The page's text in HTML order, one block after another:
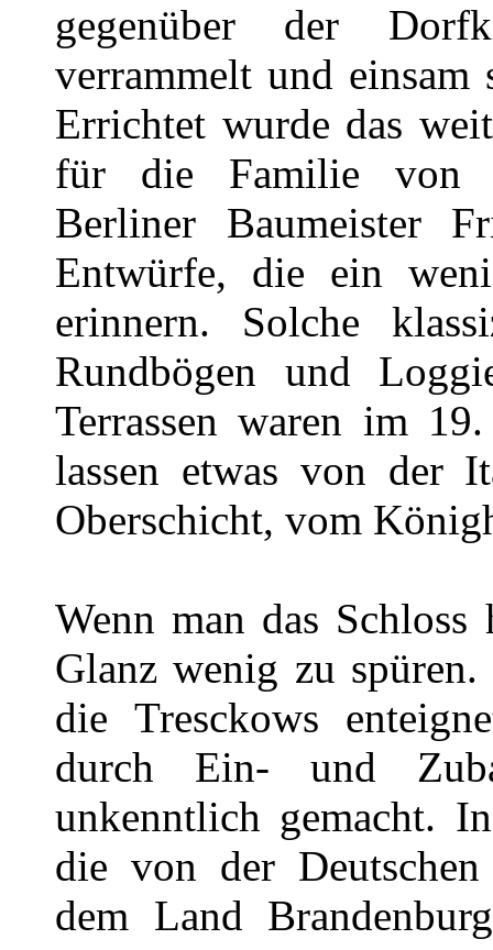
gegenüber der
verrammelt und
Errichtet wurde das
für die Familie von
Berliner Baumeister
Entwürfe, die ein
erinnern. Solche
Rundbögen und
Terrassen waren im
lassen etwas von der
Oberschicht, vom
Wenn man das
Glanz wenig zu
die Tresckows
durch Ein- und
unkenntlich gemacht.
die von der
dem Land